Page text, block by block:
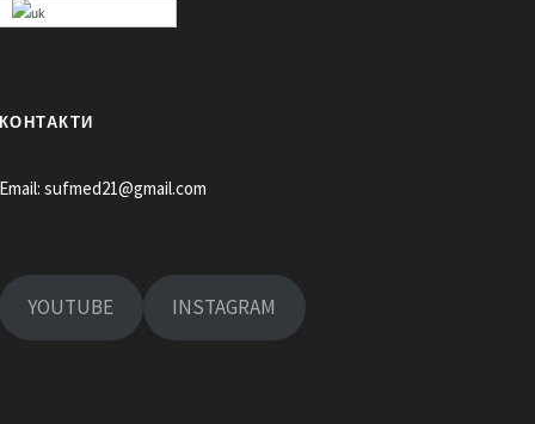
sufmed21@gmail.com
YOUTUBE INSTAGRAM